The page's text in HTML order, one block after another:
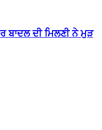
ਬਾਦਲ ਦੀ ਮਿਲਣੀ ਨੇ ਮੁੜ